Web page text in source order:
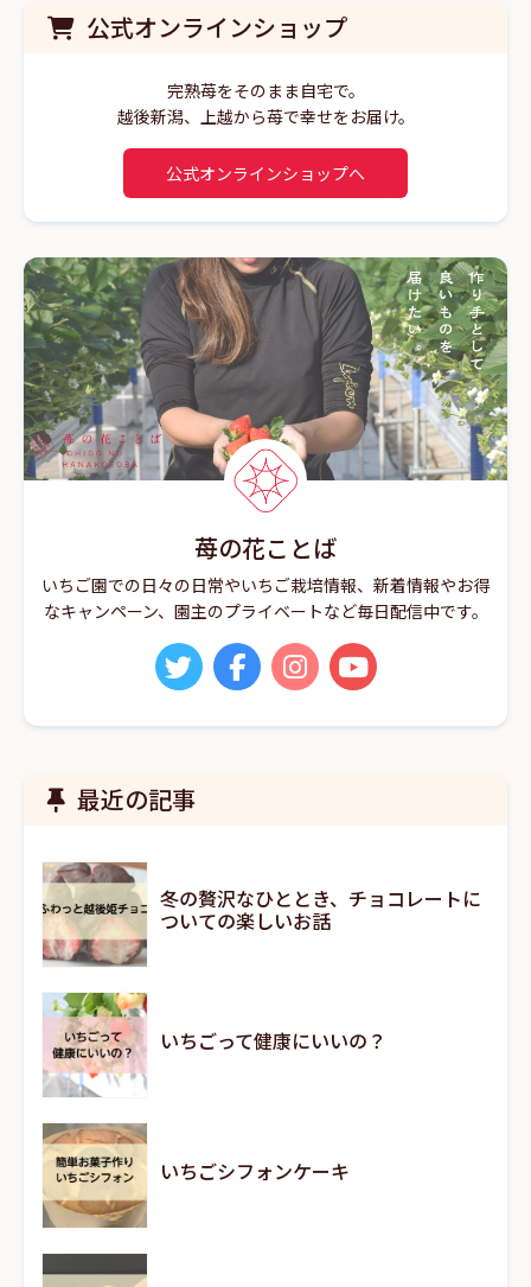
公式オンラインショップ
完熟苺をそのまま自宅で。
越後新潟、上越から苺で幸せをお届け。
公式オンラインショップへ
苺の花ことば
いちご園での日々の日常やいちご栽培情報、新着情報やお得
なキャンペーン、園主のプライベートなど毎日配信中です。
最近の記事
冬の贅沢なひととき、チョコレートに
ついての楽しいお話
いちごって健康にいいの？
いちごシフォンケーキ